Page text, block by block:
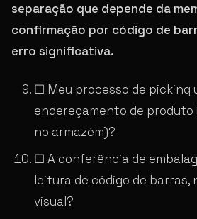
separação que depende da
confirmação por código de
erro significativa.
☐ Meu processo de picking
endereçamento de
no armazém)?
☐ A conferência de
leitura de código de barras,
visual?